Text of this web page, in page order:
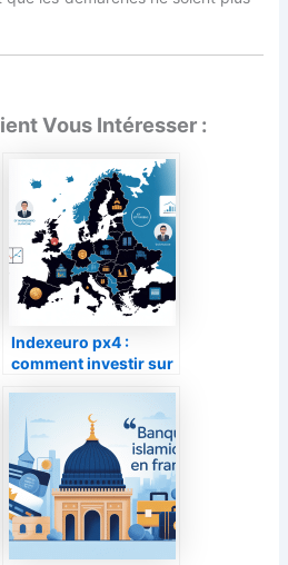
Vous Intéresser :
Indexeuro px4 :
comment investir sur